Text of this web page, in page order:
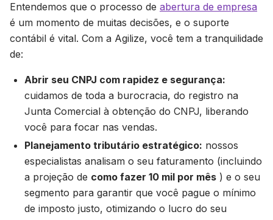
Entendemos que o processo de abertura de empresa
é um momento de muitas decisões, e o suporte
contábil é vital. Com a Agilize, você tem a tranquilidade
de:
Abrir seu CNPJ com rapidez e segurança:
cuidamos de toda a burocracia, do registro na
Junta Comercial à obtenção do CNPJ, liberando
você para focar nas vendas.
Planejamento tributário estratégico: nossos
especialistas analisam o seu faturamento (incluindo
a projeção de como fazer 10 mil por mês ) e o seu
segmento para garantir que você pague o mínimo
de imposto justo, otimizando o lucro do seu